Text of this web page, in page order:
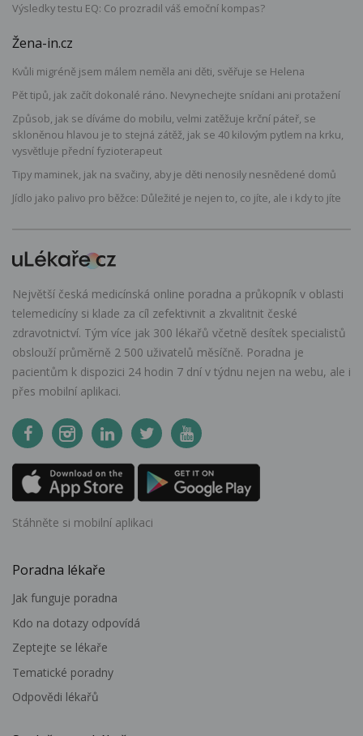
Výsledky testu EQ: Co prozradil váš emoční kompas?
Žena-in.cz
Kvůli migréně jsem málem neměla ani děti, svěřuje se Helena
Pět tipů, jak začít dokonalé ráno. Nevynechejte snídani ani protažení
Způsob, jak se díváme do mobilu, velmi zatěžuje krční páteř, se
skloněnou hlavou je to stejná zátěž, jak se 40 kilovým pytlem na krku,
vysvětluje přední fyzioterapeut
Tipy maminek, jak na svačiny, aby je děti nenosily nesnědené domů
Jídlo jako palivo pro běžce: Důležité je nejen to, co jíte, ale i kdy to jíte
Největší česká medicínská online poradna a průkopník v oblasti
telemedicíny si klade za cíl zefektivnit a zkvalitnit české
zdravotnictví. Tým více jak 300 lékařů včetně desítek specialistů
obslouží průměrně 2 500 uživatelů měsíčně. Poradna je
pacientům k dispozici 24 hodin 7 dní v týdnu nejen na webu, ale i
přes mobilní aplikaci.
Stáhněte si mobilní aplikaci
Poradna lékaře
Jak funguje poradna
Kdo na dotazy odpovídá
Zeptejte se lékaře
Tematické poradny
Odpovědi lékařů